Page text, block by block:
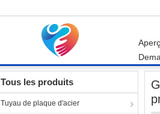
Garnitures de tuyau d'acier
Tous les produits
Tuyau de plaque d'acier